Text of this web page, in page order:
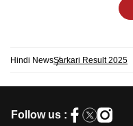
Hindi NewsSarkari Result 2025
Follow us :